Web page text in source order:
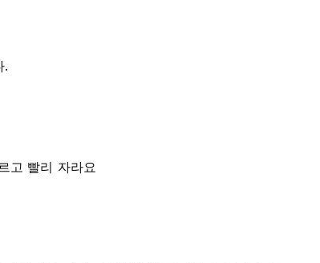
.
고 빨리 자라요